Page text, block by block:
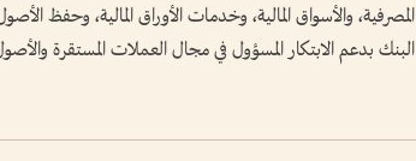
المصرفية، والأسواق المالية، وخدمات الأوراق المالية، وحفظ
البنك بدعم الابتكار المسؤول في مجال العملات المستقرة